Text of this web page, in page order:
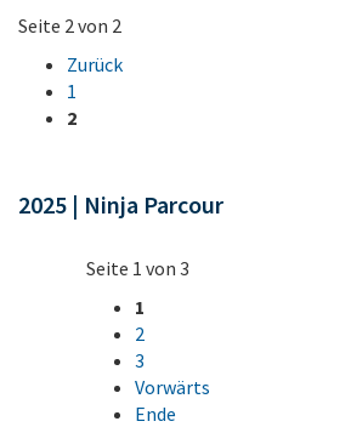
Seite 2 von 2
Zurück
1
2
2025 | Ninja Parcour
Seite 1 von 3
1
2
3
Vorwärts
Ende